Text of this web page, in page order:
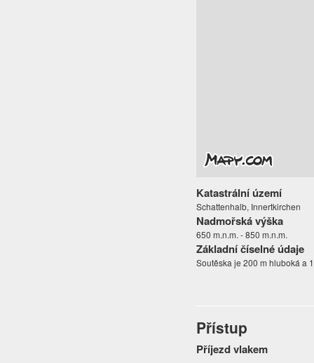
Katastrální území
Schattenhalb, Innertkirchen
Nadmořská výška
650 m.n.m. - 850 m.n.m.
Základní číselné údaje
Soutěska je 200 m hluboká a
Přístup
Příjezd vlakem